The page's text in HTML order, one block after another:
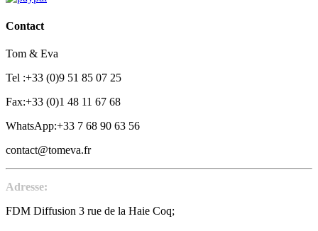
Contact
Tom & Eva
Tel :+33 (0)9 51 85 07 25
Fax:+33 (0)1 48 11 67 68
WhatsApp:+33 7 68 90 63 56
contact@tomeva.fr
Adresse:
FDM Diffusion 3 rue de la Haie Coq;